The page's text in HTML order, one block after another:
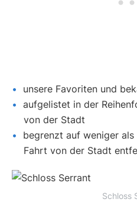
unsere Favoriten und
aufgelistet in der
von der Stadt
begrenzt auf weniger als
Fahrt von der Stadt
Schloss